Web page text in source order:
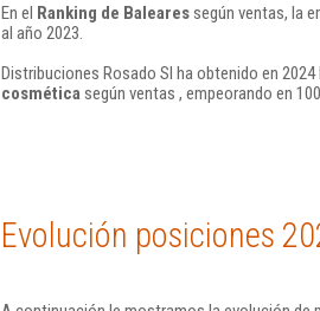
En el Ranking de Balearessegún ventas, la
al año 2023.
Distribuciones Rosado Sl ha obtenido en
cosméticasegún ventas , empeorando en
Evolución posiciones